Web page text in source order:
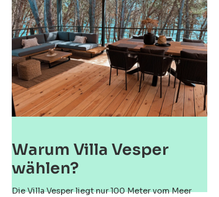
Mehr Fotos anzeigen (41)
Warum Villa Vesper
wählen?
Die Villa Vesper liegt nur 100 Meter vom Meer